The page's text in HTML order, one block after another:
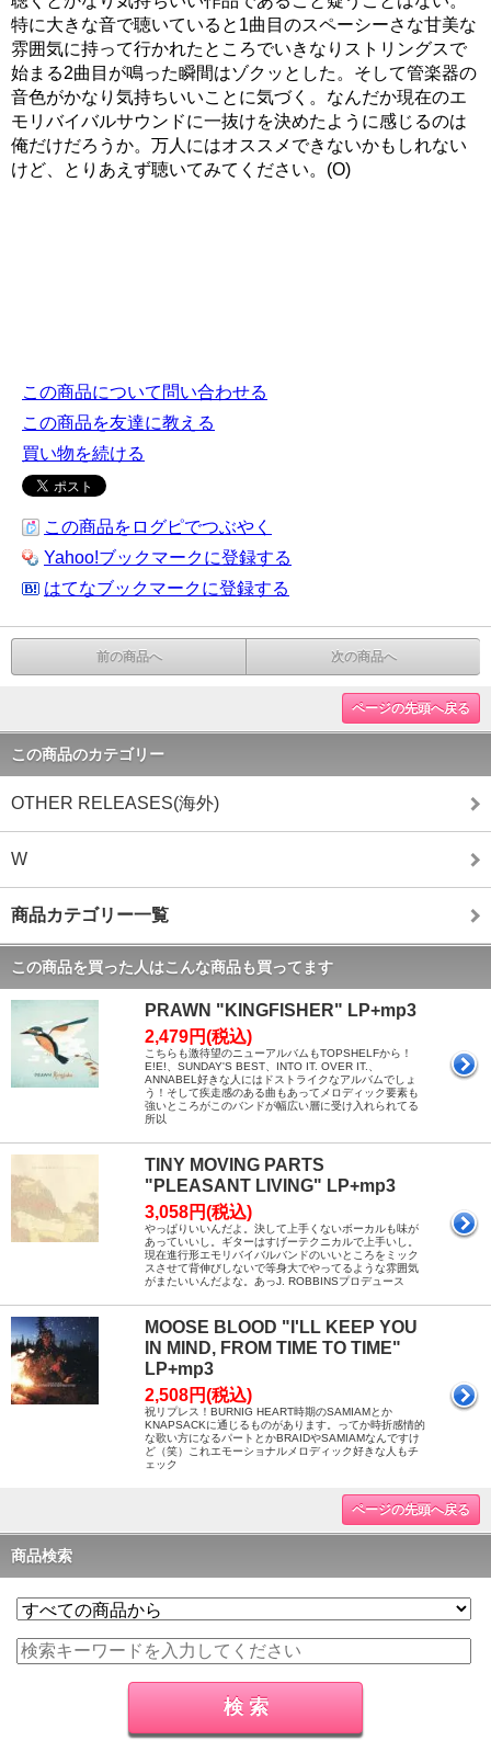
特に大きな音で聴いていると1曲目のスペーシーさな甘美な
雰囲気に持って行かれたところでいきなりストリングスで
始まる2曲目が鳴った瞬間はゾクッとした。そして管楽器の
音色がかなり気持ちいいことに気づく。なんだか現在のエ
モリバイバルサウンドに一抜けを決めたように感じるのは
俺だけだろうか。万人にはオススメできないかもしれない
けど、とりあえず聴いてみてください。(O)
この商品について問い合わせる
この商品を友達に教える
買い物を続ける
この商品をログピでつぶやく
Yahoo!ブックマークに登録する
はてなブックマークに登録する
前の商品へ 次の商品へ
ページの先頭へ戻る
この商品のカテゴリー
OTHER RELEASES(海外)
W
商品カテゴリー一覧
この商品を買った人はこんな商品も買ってます
PRAWN "KINGFISHER" LP+mp3
2,479円(税込)
こちらも激待望のニューアルバムもTOPSHELFから！
E!E!、SUNDAY'S BEST、INTO IT. OVER IT.、
ANNABEL好きな人にはドストライクなアルバムでしょ
う！そして疾走感のある曲もあってメロディック要素も
強いところがこのバンドが幅広い層に受け入れられてる
所以
TINY MOVING PARTS
"PLEASANT LIVING" LP+mp3
3,058円(税込)
やっぱりいいんだよ。決して上手くないボーカルも味が
あっていいし。ギターはすげーテクニカルで上手いし。
現在進行形エモリバイバルバンドのいいところをミック
スさせて背伸びしないで等身大でやってるような雰囲気
がまたいいんだよな。あっJ. ROBBINSプロデュース
MOOSE BLOOD "I'LL KEEP YOU
IN MIND, FROM TIME TO TIME"
LP+mp3
2,508円(税込)
祝リプレス！BURNIG HEART時期のSAMIAMとか
KNAPSACKに通じるものがあります。ってか時折感情的
な歌い方になるパートとかBRAIDやSAMIAMなんですけ
ど（笑）これエモーショナルメロディック好きな人もチ
ェック
ページの先頭へ戻る
商品検索